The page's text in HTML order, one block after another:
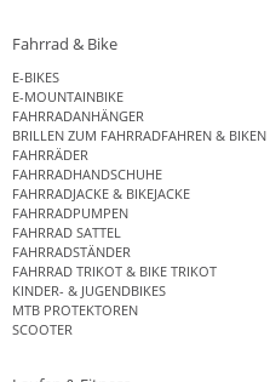
Fahrrad & Bike
E-BIKES
E-MOUNTAINBIKE
FAHRRADANHÄNGER
BRILLEN ZUM FAHRRADFAHREN & BIKEN
FAHRRÄDER
FAHRRADHANDSCHUHE
FAHRRADJACKE & BIKEJACKE
FAHRRADPUMPEN
FAHRRAD SATTEL
FAHRRADSTÄNDER
FAHRRAD TRIKOT & BIKE TRIKOT
KINDER- & JUGENDBIKES
MTB PROTEKTOREN
SCOOTER